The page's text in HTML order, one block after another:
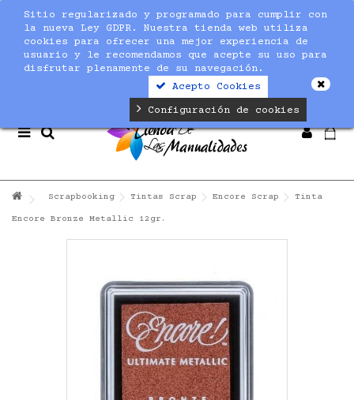
Notice : Undefined index: max_amount in
/home/nuevaltm/public_html/modules/sequracheckout/lib/
on line19
Sitio regularizado y programado para cumplir con
la nueva Ley GDPR. Nuestra tienda web utiliza
cookies para ofrecer una mejor experiencia de
usuario y le recomendamos que acepte su uso para
disfrutar plenamente de su navegación.
Acepto Cookies
Configuración de cookies
Scrapbooking Tintas Scrap Encore Scrap Tinta
Encore Bronze Metallic 12gr.